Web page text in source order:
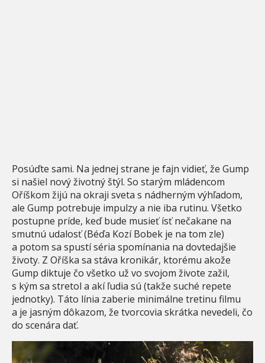
Posúďte sami. Na jednej strane je fajn vidieť, že Gump
si našiel nový životný štýl. So starým mládencom
Oříškom žijú na okraji sveta s nádherným výhľadom,
ale Gump potrebuje impulzy a nie iba rutinu. Všetko
postupne príde, keď bude musieť ísť nečakane na
smutnú udalosť (Béďa Kozí Bobek je na tom zle)
a potom sa spustí séria spomínania na dovtedajšie
životy. Z Oříška sa stáva kronikár, ktorému akože
Gump diktuje čo všetko už vo svojom živote zažil,
s kým sa stretol a akí ľudia sú (takže suché repete
jednotky). Táto línia zaberie minimálne tretinu filmu
a je jasným dôkazom, že tvorcovia skrátka nevedeli, čo
do scenára dať.